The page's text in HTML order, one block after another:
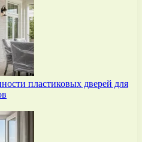
пластиковых дверей для